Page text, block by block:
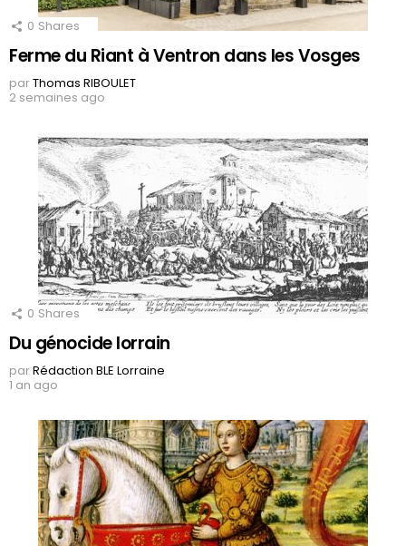
0 Shares
Ferme du Riant à Ventron dans les Vosges
parThomas RIBOULET
2 semaines ago
0 Shares
Du génocide lorrain
parRédaction BLE Lorraine
1 an ago